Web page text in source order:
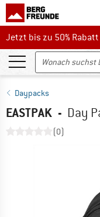
Jetzt bis zu 50% Rabatt
Jetzt bis zu 50%
Daypacks
EASTPAK - Day
(0)